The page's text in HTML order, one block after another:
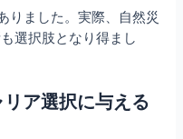
りました。実際、自然災
選択肢となり得まし
ア選択に与える